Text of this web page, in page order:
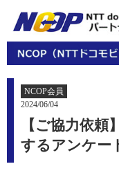
NCOP会員
2024/06/04
【ご協力依
するアンケー